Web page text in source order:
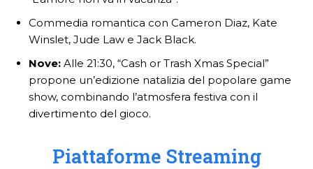
Commedia romantica con Cameron Diaz, Kate
Winslet, Jude Law e Jack Black.
Nove: Alle 21:30, “Cash or Trash Xmas Special”
propone un’edizione natalizia del popolare game
show, combinando l’atmosfera festiva con il
divertimento del gioco.
Piattaforme Streaming